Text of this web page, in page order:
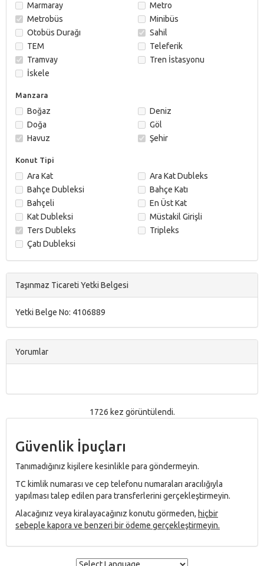
Marmaray
Metro
Metrobüs
Minibüs
Otobüs Durağı
Sahil
TEM
Teleferik
Tramvay
Tren İstasyonu
İskele
Manzara
Boğaz
Deniz
Doğa
Göl
Havuz
Şehir
Konut Tipi
Ara Kat
Ara Kat Dubleks
Bahçe Dubleksi
Bahçe Katı
Bahçeli
En Üst Kat
Kat Dubleksi
Müstakil Girişli
Ters Dubleks
Tripleks
Çatı Dubleksi
Taşınmaz Ticareti Yetki Belgesi
Yetki Belge No: 4106889
Yorumlar
1726 kez görüntülendi.
Güvenlik İpuçları
Tanımadığınız kişilere kesinlikle para göndermeyin.
TC kimlik numarası ve cep telefonu numaraları aracılığıyla
yapılması talep edilen para transferlerini gerçekleştirmeyin.
Alacağınız veya kiralayacağınız konutu görmeden, hiçbir
sebeple kapora ve benzeri bir ödeme gerçekleştirmeyin.